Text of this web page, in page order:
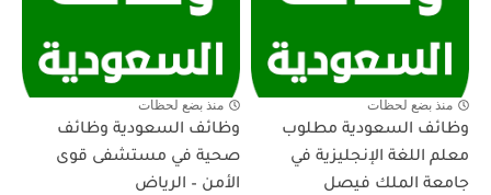
منذ بضع لحظات
وظائف السعودية مطلوب
معلم اللغة الإنجليزية في
جامعة الملك فيصل
منذ بضع لحظات
وظائف السعودية وظائف
صحية في مستشفى قوى
الأمن – الرياض